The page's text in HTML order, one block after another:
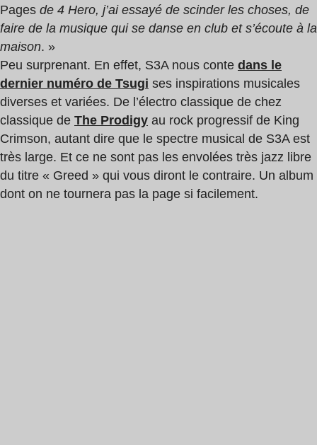
Pages de 4 Hero, j’ai essayé de scinder les choses, de
faire de la musique qui se danse en club et s’écoute à la
maison. »
Peu surprenant. En effet, S3A nous conte dans le
dernier numéro de Tsugi ses inspirations musicales
diverses et variées. De l’électro classique de chez
classique de The Prodigy au rock progressif de King
Crimson, autant dire que le spectre musical de S3A est
très large. Et ce ne sont pas les envolées très jazz libre
du titre « Greed » qui vous diront le contraire. Un album
dont on ne tournera pas la page si facilement.